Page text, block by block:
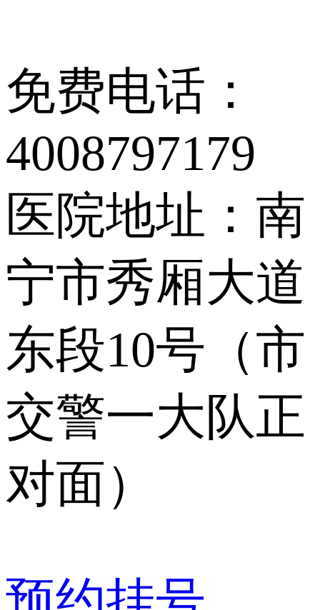
免费电话：
4008797179
医院地址：南
宁市秀厢大道
东段10号（市
交警一大队正
对面）